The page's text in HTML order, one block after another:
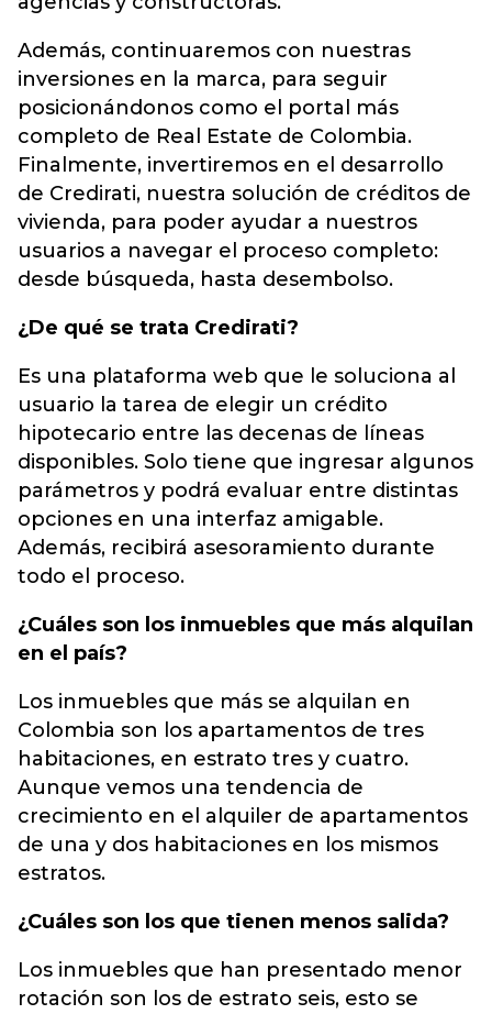
Además, continuaremos con nuestras
inversiones en la marca, para seguir
posicionándonos como el portal más
completo de Real Estate de Colombia.
Finalmente, invertiremos en el desarrollo
de Credirati, nuestra solución de créditos de
vivienda, para poder ayudar a nuestros
usuarios a navegar el proceso completo:
desde búsqueda, hasta desembolso.
¿De qué se trata Credirati?
Es una plataforma web que le soluciona al
usuario la tarea de elegir un crédito
hipotecario entre las decenas de líneas
disponibles. Solo tiene que ingresar algunos
parámetros y podrá evaluar entre distintas
opciones en una interfaz amigable.
Además, recibirá asesoramiento durante
todo el proceso.
¿Cuáles son los inmuebles que más alquilan
en el país?
Los inmuebles que más se alquilan en
Colombia son los apartamentos de tres
habitaciones, en estrato tres y cuatro.
Aunque vemos una tendencia de
crecimiento en el alquiler de apartamentos
de una y dos habitaciones en los mismos
estratos.
¿Cuáles son los que tienen menos salida?
Los inmuebles que han presentado menor
rotación son los de estrato seis, esto se